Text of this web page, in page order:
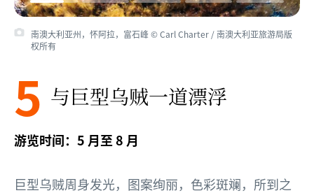
南澳大利亚州，怀阿拉，富石峰 © Carl Charter / 南澳大利亚旅游局版
权所有
5 与巨型乌贼一道漂浮
游览时间：5 月至 8 月
巨型乌贼周身发光，图案绚丽，色彩斑斓，所到之